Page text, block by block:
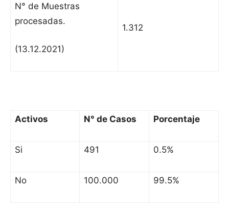
N° de Muestras
procesadas.
(13.12.2021)
1.312
Activos N° de Casos Porcentaje
Si 491 0.5%
No 100.000 99.5%